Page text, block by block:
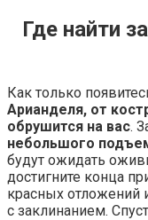
Где найти
Как только
Арианделя, от
обрушится на вас.
небольшого
будут ожидать
достигните конца
красных отложений
с заклинанием.